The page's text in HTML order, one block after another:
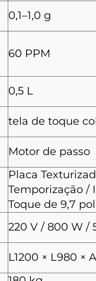
0,1–1,0 g
60 PPM
0,5 L
tela de toque
Motor de passo
Placa
Temporização /
Toque de 9,7
220 V / 800 W /
L1200 × L980 ×